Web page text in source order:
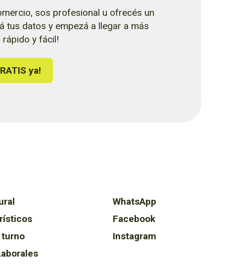
sos profesional u ofrecés un
tus datos y empezá a llegar a más
rápido y fácil!
ya!
turno
WhatsApp
Facebook
Instagram